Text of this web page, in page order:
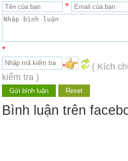
*
*
*
( Kích
kiểm tra )
Bình luận trên